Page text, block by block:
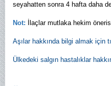
seyahatten sonra 4 hafta daha
Not: İlaçlar mutlaka hekim
Aşılar hakkında bilgi almak için
Ülkedeki salgın hastalıklar